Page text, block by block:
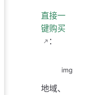
直接一
键购买
：
img
地域、